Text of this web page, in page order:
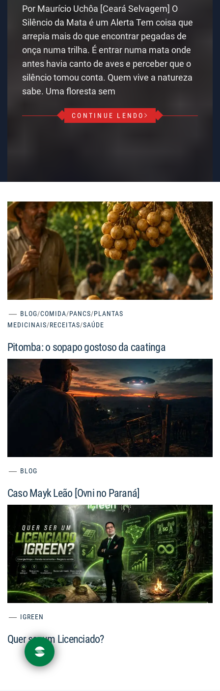
Por Maurício Uchôa [Ceará Selvagem] O
Silêncio da Mata é um Alerta Tem coisa que
arrepia mais do que encontrar pegadas de
onça numa trilha. É entrar numa mata onde
antes havia canto de aves e perceber que o
silêncio tomou conta. Quem vive a natureza
sabe. Uma floresta sem
CONTINUE LENDO
BLOG/COMIDA/PANCS/PLANTAS
MEDICINAIS/RECEITAS/SAÚDE
Pitomba: o sopapo gostoso da caatinga
BLOG
Caso Mayk Leão [Ovni no Paraná]
IGREEN
Quer ser um Licenciado?